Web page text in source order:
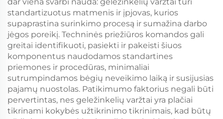
standartizuotus matmenis ir įpjovas, kurios
supaprastina surinkimo procesą ir sumažina darbo
jėgos poreikį. Techninės priežiūros komandos gali
greitai identifikuoti, pasiekti ir pakeisti šiuos
komponentus naudodamos standartines
priemones ir procedūras, minimaliai
sutrumpindamos bėgių neveikimo laiką ir susijusias
pajamų nuostolas. Patikimumo faktorius negali būti
pervertintas, nes geležinkelių varžtai yra plačiai
tikrinami kokybės užtikrinimo tikrinimais, kad būtų